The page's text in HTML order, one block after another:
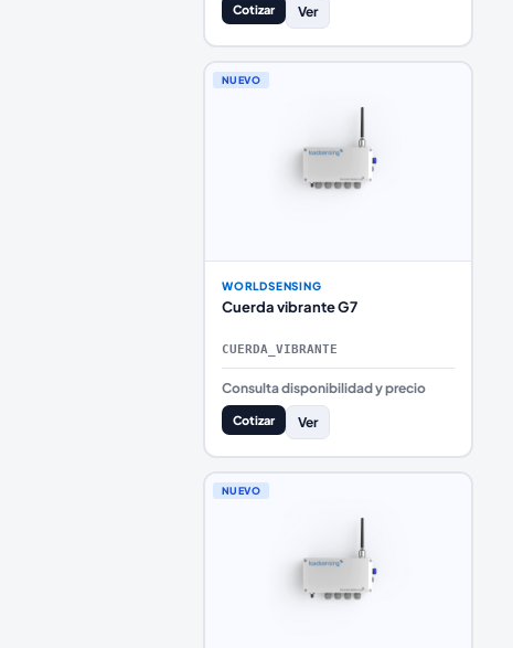
Cotizar Ver
NUEVO
WORLDSENSING
Cuerda vibrante G7
CUERDA_VIBRANTE
Consulta disponibilidad y precio
Cotizar Ver
NUEVO